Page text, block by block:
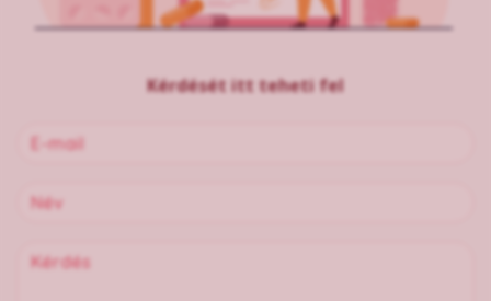
Kérdését itt teheti fel